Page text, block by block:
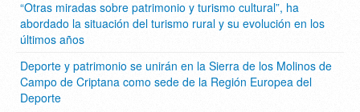
“Otras miradas sobre patrimonio y turismo cultural”, ha
abordado la situación del turismo rural y su evolución en los
últimos años
Deporte y patrimonio se unirán en la Sierra de los Molinos de
Campo de Criptana como sede de la Región Europea del
Deporte